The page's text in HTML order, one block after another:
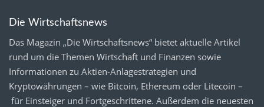
Die Wirtschaftsnews
Das Magazin „Die Wirtschaftsnews“ bietet aktuelle Artikel
rund um die Themen Wirtschaft und Finanzen sowie
Informationen zu Aktien-Anlagestrategien und
Kryptowährungen – wie Bitcoin, Ethereum oder Litecoin –
für Einsteiger und Fortgeschrittene. Außerdem die neuesten